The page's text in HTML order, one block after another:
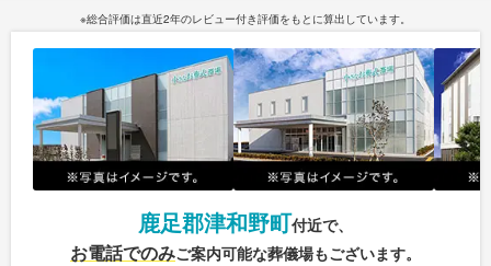
※総合評価は直近2年のレビュー付き評価をもとに算出しています。
鹿足郡津和野町付近で、
お電話でのみご案内可能な葬儀場もございます。